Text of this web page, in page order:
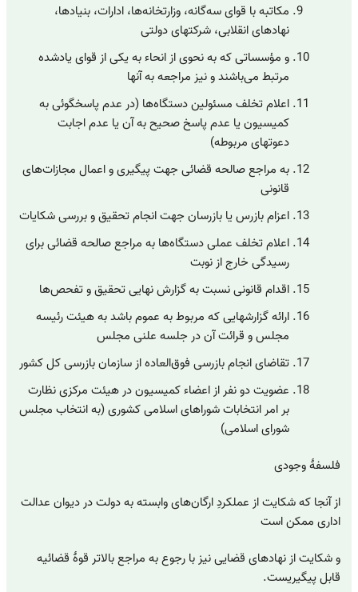
مکاتبه با قوای سه‌گانه، وزارتخانه‌ها، ادارات، بنیادها،
نهادهای انقلابی، شرکتهای دولتی
و مؤسساتی که به نحوی از انحاء به یکی از قوای یادشده
مرتبط می‌باشند و نیز مراجعه به آنها
اعلام تخلف مسئولین دستگاه‌ها (در عدم پاسخگوئی به
کمیسیون یا عدم پاسخ صحیح به آن یا عدم اجابت
دعوتهای مربوطه)
به مراجع صالحه قضائی جهت پیگیری و اعمال مجازات‌های
قانونی
اعزام بازرس یا بازرسان جهت انجام تحقیق و بررسی شکایات
اعلام تخلف عملی دستگاه‌ها به مراجع صالحه قضائی برای
رسیدگی خارج از نوبت
اقدام قانونی نسبت به گزارش نهایی تحقیق و تفحص‌ها
ارائه گزارشهایی که مربوط به عموم باشد به هیئت رئیسه
مجلس و قرائت آن در جلسه علنی مجلس
تقاضای انجام بازرسی فوق‌العاده از سازمان بازرسی کل کشور
عضویت دو نفر از اعضاء کمیسیون در هیئت مرکزی نظارت
بر امر انتخابات شوراهای اسلامی کشوری (به انتخاب مجلس
شورای اسلامی)
فلسفهٔ وجودی
از آنجا که شکایت از عملکردِ ارگان‌های وابسته به دولت در دیوان عدالت
اداری ممکن است
و شکایت از نهادهای قضایی نیز با رجوع به مراجع بالاتر قوهٔ قضائیه
قابل پیگیریست.